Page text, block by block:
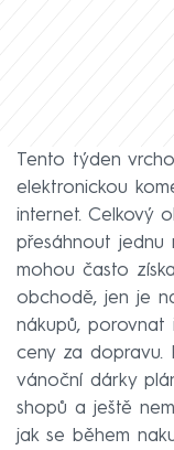
Tento týden
elektronickou
internet. Celkový
přesáhnout jednu
mohou často
obchodě, jen je
nákupů,
ceny za dopravu.
vánoční dárky
shopů a ještě
jak se během